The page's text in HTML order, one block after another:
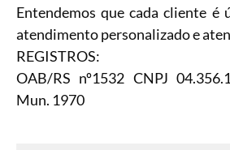
Entendemos que cada cliente é
atendimento personalizado e
REGISTROS:
OAB/RS nº1532 CNPJ
Mun. 1970